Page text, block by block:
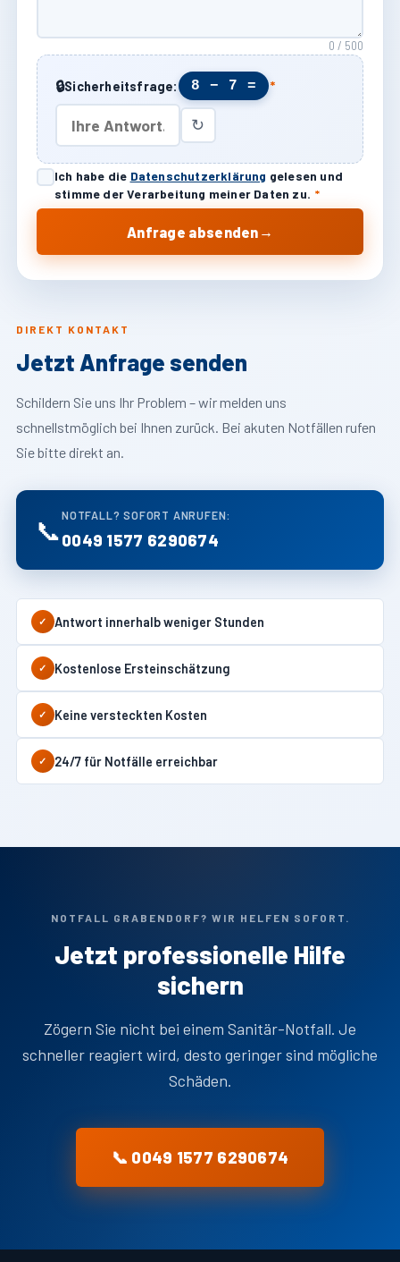
DIREKT KONTAKT
Jetzt Anfrage senden
Schildern Sie uns Ihr Problem – wir melden uns
schnellstmöglich bei Ihnen zurück. Bei akuten Notfällen rufen
Sie bitte direkt an.
📞 NOTFALL? SOFORT ANRUFEN:
0049 1577 6290674
✓ Antwort innerhalb weniger Stunden
✓ Kostenlose Ersteinschätzung
✓ Keine versteckten Kosten
✓ 24/7 für Notfälle erreichbar
0 / 500
🔒Sicherheitsfrage: 8 − 7 = *
↻
Ich habe die Datenschutzerklärung gelesen und
stimme der Verarbeitung meiner Daten zu. *
Anfrage absenden →
NOTFALL GRABENDORF? WIR HELFEN SOFORT.
Jetzt professionelle Hilfe
sichern
Zögern Sie nicht bei einem Sanitär-Notfall. Je
schneller reagiert wird, desto geringer sind mögliche
Schäden.
📞 0049 1577 6290674